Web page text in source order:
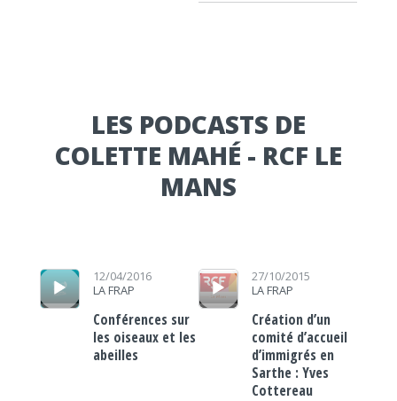
LES PODCASTS DE
COLETTE MAHÉ - RCF LE
MANS
Lecteur audio
12/04/2016
LA FRAP
Conférences sur
les oiseaux et les
abeilles
Lecteur audio
27/10/2015
LA FRAP
Création d’un
comité d’accueil
d’immigrés en
Sarthe : Yves
Cottereau